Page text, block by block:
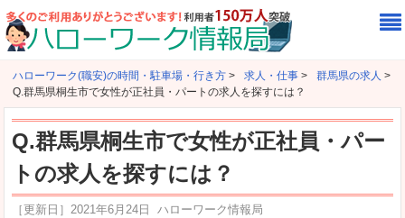
ハローワーク(職安)の時間・駐車場・行き方 > 求人・仕事 > 群馬県の求人 >
Q.群馬県桐生市で女性が正社員・パートの求人を探すには？
Q.群馬県桐生市で女性が正社員・パー
トの求人を探すには？
［更新日］ 2021年6月24日 ハローワーク情報局